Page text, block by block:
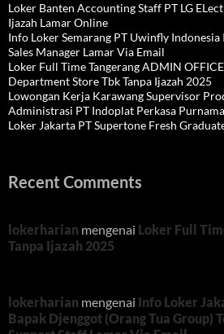
Loker Banten Accounting Staff PT LG
Ijazah Lamar Online
Info Loker Semarang PT Uwinfly
Sales Manager Lamar Via Email
Loker Full Time Tangerang ADMIN
Department Store Tbk Tanpa Ijazah 2025
Lowongan Kerja Karawang Supervisor
Administrasi PT Indoplat Perkasa
Loker Jakarta PT Supertone Fresh
Recent Comments
lokerharian mengenai Loker Full
Tanpa Ijazah 2025
lokerharian mengenai Info Loker
Bapak Djenggot (Orang Tua Group)